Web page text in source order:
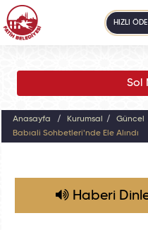
HIZLI
Sol
Anasayfa Kurumsal Güncel
Babıali Sohbetleri'nde Ele Alındı
Haberi